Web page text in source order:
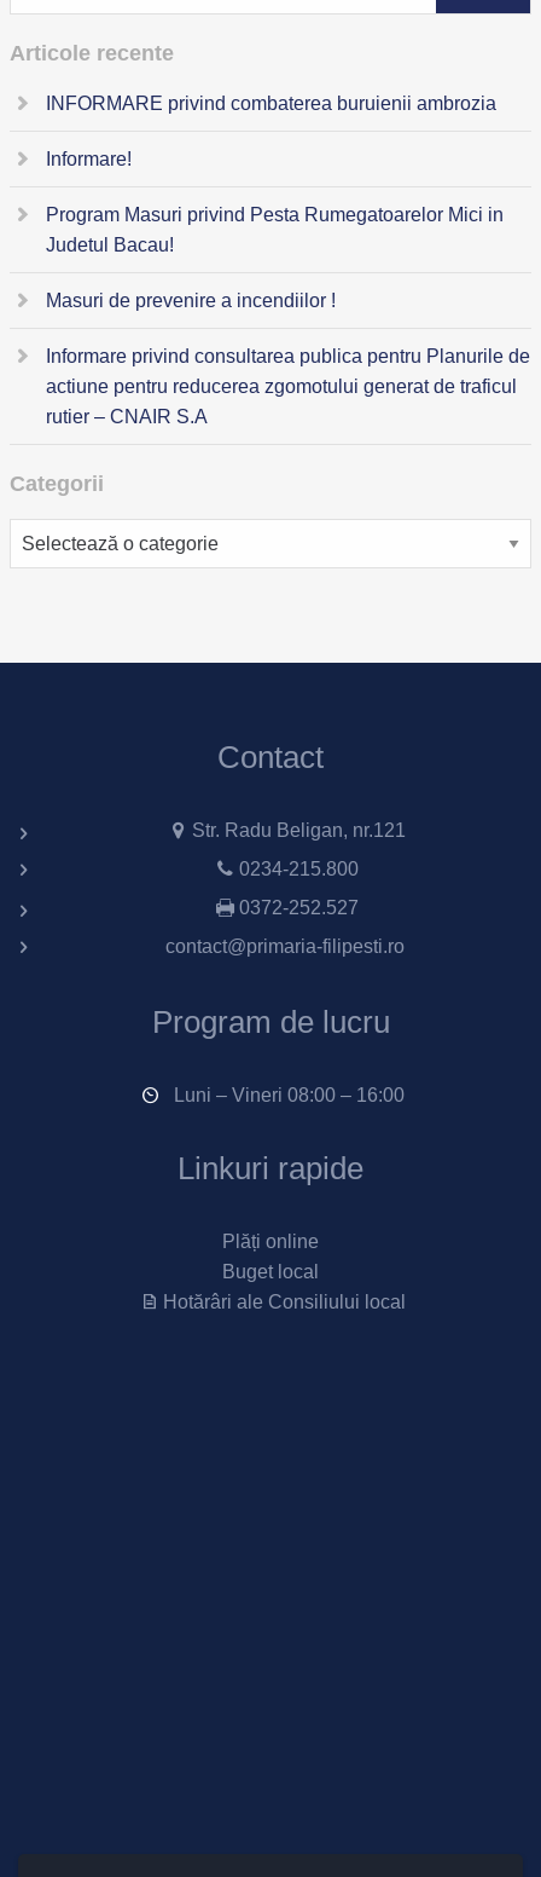
Articole recente
INFORMARE privind combaterea buruienii ambrozia
Informare!
Program Masuri privind Pesta Rumegatoarelor Mici in
Judetul Bacau!
Masuri de prevenire a incendiilor !
Informare privind consultarea publica pentru Planurile de
actiune pentru reducerea zgomotului generat de traficul
rutier – CNAIR S.A
Categorii
Categorii
Contact
Str. Radu Beligan, nr.121
0234-215.800
0372-252.527
contact@primaria-filipesti.ro
Program de lucru
Luni – Vineri 08:00 – 16:00
Linkuri rapide
Plăți online
Buget local
Hotărâri ale Consiliului local